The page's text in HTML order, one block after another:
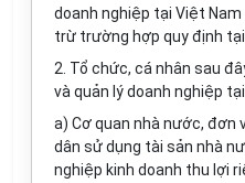
doanh nghiệp tại Việt
trừ trường hợp quy định tại
2. Tổ chức, cá nhân sau
và quản lý doanh nghiệp
a) Cơ quan nhà nước, đơn
dân sử dụng tài sản nhà
nghiệp kinh doanh thu lợi